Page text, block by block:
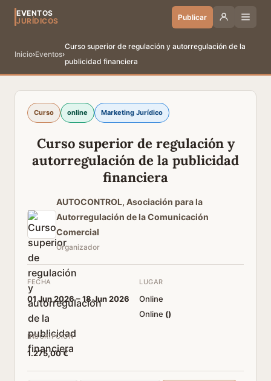
EVENTOS
JURÍDICOS
Publicar
Inicio›Eventos›
Curso superior de regulación y autorregulación de la
publicidad financiera
Curso online Marketing Jurídico
Curso superior de regulación y
autorregulación de la publicidad
financiera
AUTOCONTROL, Asociación para la
Autorregulación de la Comunicación
Comercial
Organizador
FECHA
01 Jun 2026 –18 Jun 2026
LUGAR
Online
Online ()
INSCRIPCIÓN
1.275,00 €